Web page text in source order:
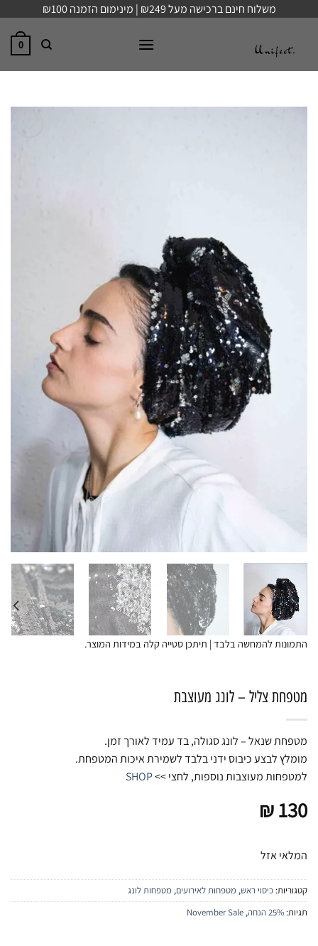
content
משלוח חינם ברכישה מעל ₪249 | מינימום הזמנה ₪100
0
התמונות להמחשה בלבד | תיתכן סטייה קלה במידות המוצר.
מטפחת צליל – לונג מעוצבת
מטפחת שנאל – לונג סגולה, בד עמיד לאורך זמן.
מומלץ לבצע כיבוס ידני בלבד לשמירת איכות המטפחת.
למטפחות מעוצבות נוספות, לחצי >>SHOP
₪130
המלאי אזל
קטגוריות: כיסוי ראש, מטפחות לאירועים, מטפחות לונג
תגיות: 25% הנחה ,
November Sale